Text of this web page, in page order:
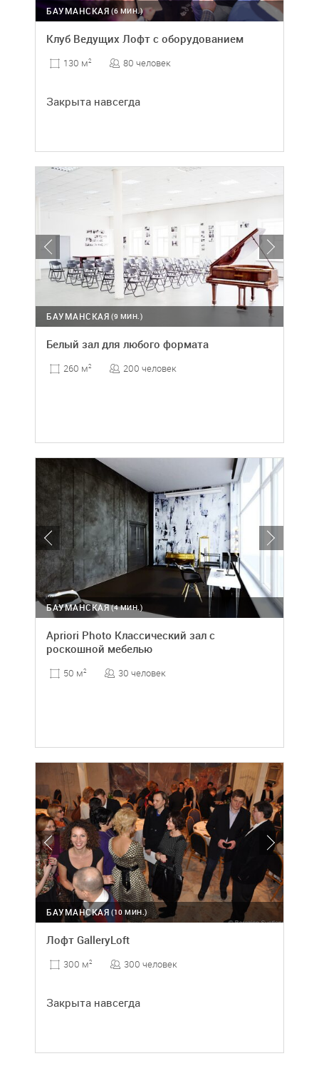
(6 МИН.)
БАУМАНСКАЯ
Клуб Ведущих Лофт с оборудованием
130 м2 80 человек
Закрыта навсегда
(9 МИН.)
БАУМАНСКАЯ
Белый зал для любого формата
260 м2 200 человек
(4 МИН.)
БАУМАНСКАЯ
Apriori Photo Классический зал с
роскошной мебелью
50 м2 30 человек
(10 МИН.)
БАУМАНСКАЯ
Лофт GalleryLoft
300 м2 300 человек
Закрыта навсегда